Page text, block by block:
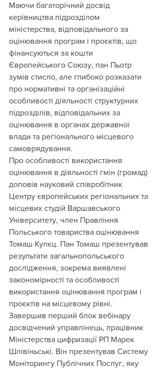
Маючи багаторічний досвід
керівництва підрозділом
міністерства, відповідального за
оцінювання програм і проєктів, що
фінансуються за кошти
Європейського Союзу, пан Пьотр
зумів стисло, але глибоко розказати
про нормативні та організаційні
особливості діяльності структурних
підрозділів, відповідальних за
оцінювання в органах державної
влади та регіонального місцевого
самоврядування.
Про особливості використання
оцінювання в діяльності гмін (громад)
доповів науковий співробітник
Центру європейських регіональних та
місцевих студій Варшавського
Університету, член Правління
Польського товариства оцінювання
Томаш Купєц. Пан Томаш презентував
результати загальнопольського
дослідження, зокрема виявлені
закономірності та особливості
використання оцінювання програм і
проєктів на місцевому рівні.
Завершив перший блок вебінару
досвідчений управлінець, працівник
Міністерства цифризації РП Марек
Шлівіньські. Він презентував Систему
Моніторингу Публічних Послуг, яку